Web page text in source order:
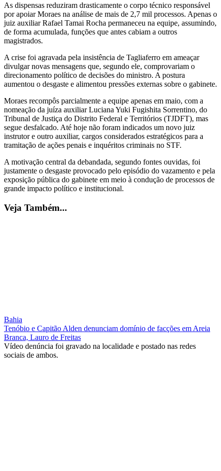
As dispensas reduziram drasticamente o corpo técnico responsável
por apoiar Moraes na análise de mais de 2,7 mil processos. Apenas o
juiz auxiliar Rafael Tamai Rocha permaneceu na equipe, assumindo,
de forma acumulada, funções que antes cabiam a outros
magistrados.
A crise foi agravada pela insistência de Tagliaferro em ameaçar
divulgar novas mensagens que, segundo ele, comprovariam o
direcionamento político de decisões do ministro. A postura
aumentou o desgaste e alimentou pressões externas sobre o gabinete.
Moraes recompôs parcialmente a equipe apenas em maio, com a
nomeação da juíza auxiliar Luciana Yuki Fugishita Sorrentino, do
Tribunal de Justiça do Distrito Federal e Territórios (TJDFT), mas
segue desfalcado. Até hoje não foram indicados um novo juiz
instrutor e outro auxiliar, cargos considerados estratégicos para a
tramitação de ações penais e inquéritos criminais no STF.
A motivação central da debandada, segundo fontes ouvidas, foi
justamente o desgaste provocado pelo episódio do vazamento e pela
exposição pública do gabinete em meio à condução de processos de
grande impacto político e institucional.
Veja Também...
Bahia
Tenóbio e Capitão Alden denunciam domínio de facções em Areia
Branca, Lauro de Freitas
Vídeo denúncia foi gravado na localidade e postado nas redes
sociais de ambos.